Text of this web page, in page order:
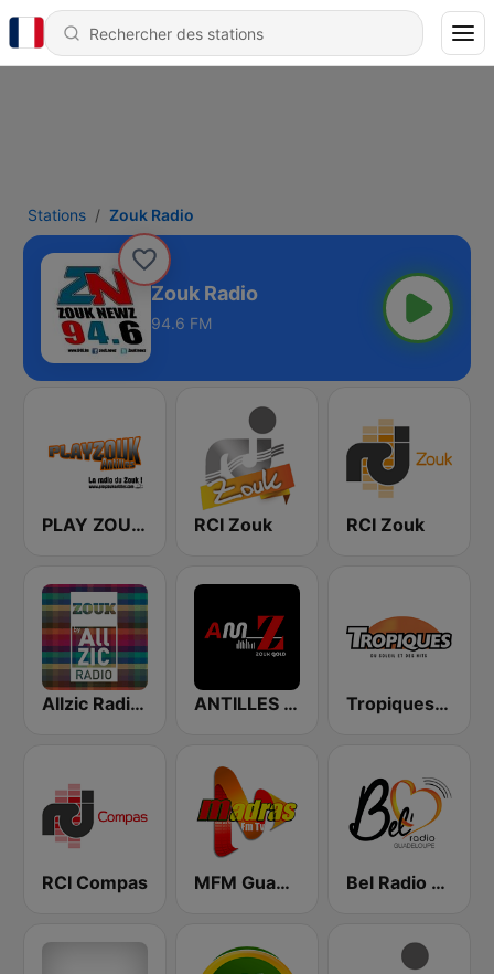
Stations Zouk Radio
Zouk Radio
94.6 FM
PLAY ZOUK ANTILLES RCI Zouk RCI Zouk
Allzic Radio ZOUK ANTILLES MEDIA ZOUK Gold Tropiques Zouk
RCI Compas MFM Guadeloupe Bel Radio Guadeloupe